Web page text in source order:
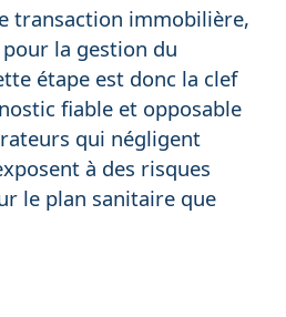
transaction immobilière,
la gestion du
étape est donc la clef
fiable et opposable
qui négligent
à des risques
le plan sanitaire que